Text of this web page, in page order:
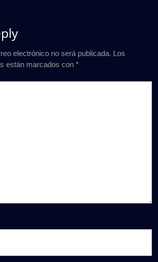
electrónico no será publicada. Los
están marcados con *